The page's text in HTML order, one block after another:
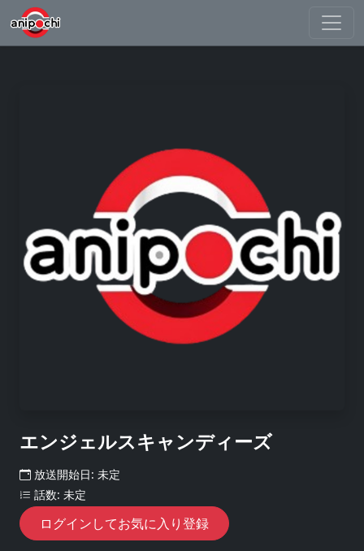
エンジェルスキャンディーズ
放送開始日: 未定
話数: 未定
ログインしてお気に入り登録